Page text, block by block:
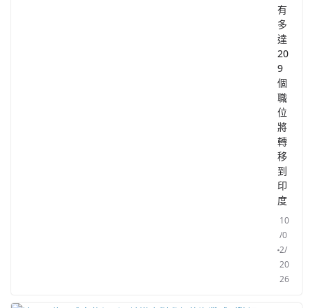
有
多
達
20
9
個
職
位
將
轉
移
到
印
度
10
/0
2/
20
26